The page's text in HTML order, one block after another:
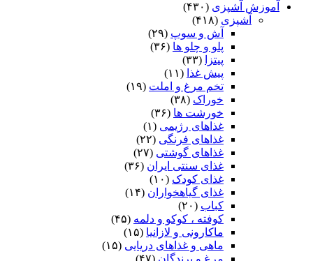
آموزش آشپزی (۴۳۰)
آشپزی (۴۱۸)
آش و سوپ (۲۹)
پلو و چلو ها (۳۶)
پیتزا
(۳۳)
پیش غذا (۱۱)
تخم مرغ و املت (۱۹)
خوراک (۳۸)
خورشت ها (۳۶)
غذاهای رژیمی (۱)
غذاهای فرنگی (۲۲)
غذاهای گوشتی (۲۷)
غذای سنتی ایران (۳۶)
غذای کودک (۱۰)
غذای گیاهخواران (۱۴)
کباب (۲۰)
کوفته ، کوکو و دلمه (۴۵)
ماکارونی و لازانیا (۱۵)
ماهی و غذاهای دریایی (۱۵)